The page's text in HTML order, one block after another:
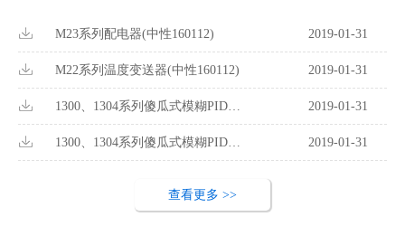
M23系列配电器(中性160112) 2019-01-31
M22系列温度变送器(中性160112) 2019-01-31
1300、1304系列傻瓜式模糊PID温
控器(中性16
2019-01-31
1300、1304系列傻瓜式模糊PID调 2019-01-31
查看更多 >>